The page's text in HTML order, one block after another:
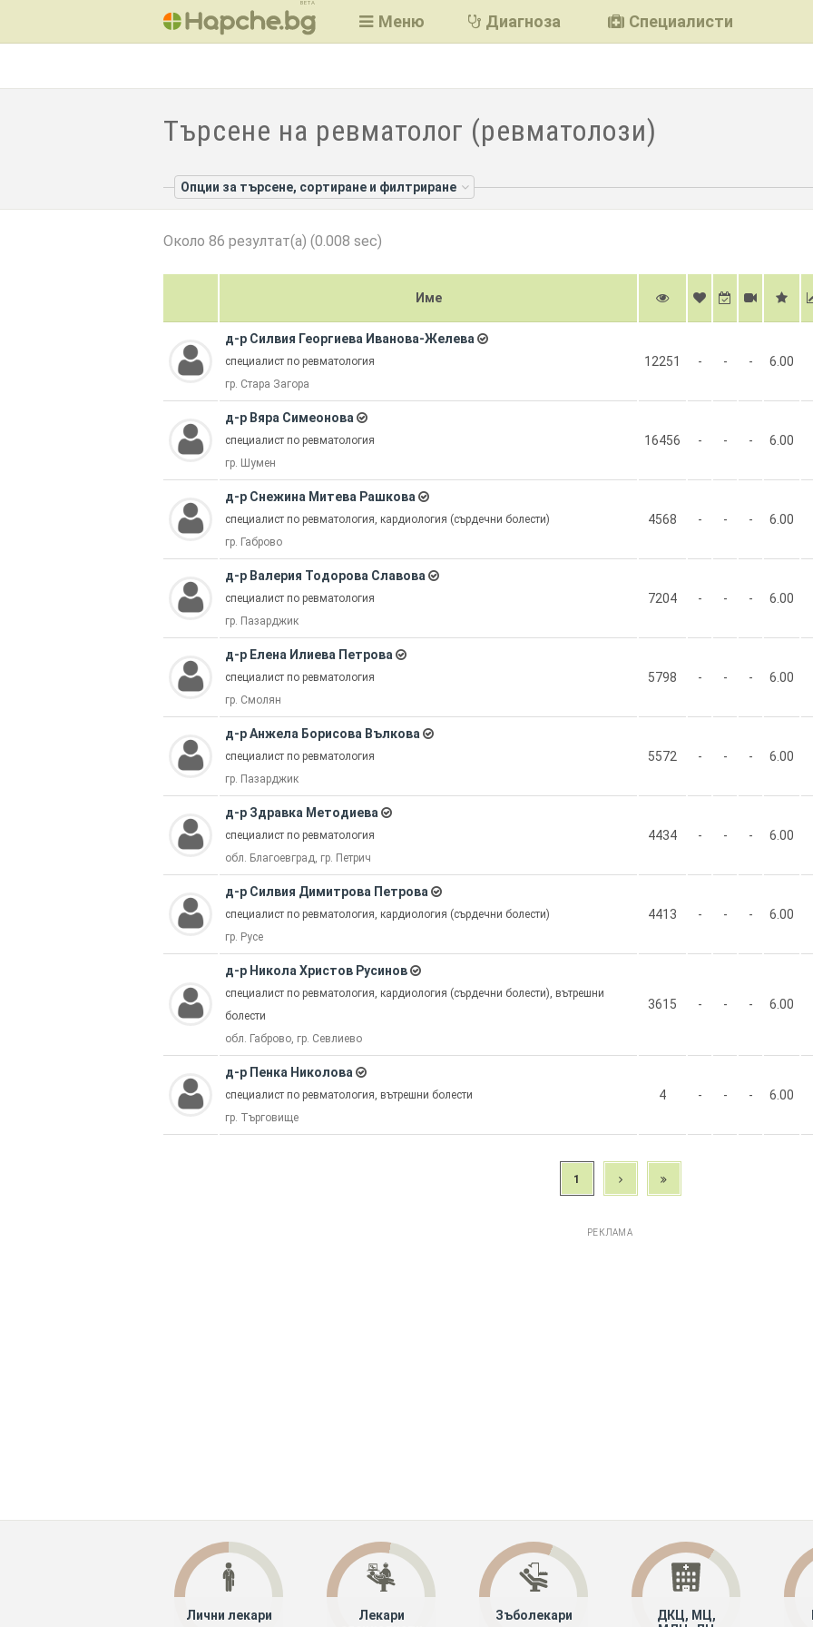
BETA
Меню Диагноза Специалисти
Търсене на ревматолог (ревматолози)
Опции за търсене, сортиране и филтриране
Около 86 резултат(а) (0.008 sec)
Име
д-р Силвия Георгиева Иванова-Желева
специалист по ревматология
гр. Стара Загора
12251 - - - 6.00
д-р Вяра Симеонова
специалист по ревматология
гр. Шумен
16456 - - - 6.00
д-р Снежина Митева Рашкова
специалист по ревматология, кардиология (сърдечни болести)
гр. Габрово
4568 - - - 6.00
д-р Валерия Тодорова Славова
специалист по ревматология
гр. Пазарджик
7204 - - - 6.00
д-р Елена Илиева Петрова
специалист по ревматология
гр. Смолян
5798 - - - 6.00
д-р Анжела Борисова Вълкова
специалист по ревматология
гр. Пазарджик
5572 - - - 6.00
д-р Здравка Методиева
специалист по ревматология
обл. Благоевград, гр. Петрич
4434 - - - 6.00
д-р Силвия Димитрова Петрова
специалист по ревматология, кардиология (сърдечни болести)
гр. Русе
4413 - - - 6.00
д-р Никола Христов Русинов
специалист по ревматология, кардиология (сърдечни болести), вътрешни
болести
обл. Габрово, гр. Севлиево
3615 - - - 6.00
д-р Пенка Николова
специалист по ревматология, вътрешни болести
гр. Търговище
4 - - - 6.00
1
РЕКЛАМА
Лични лекари
Лекари
Зъболекари
ДКЦ, МЦ,